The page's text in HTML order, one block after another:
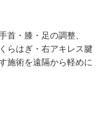
首・膝・足の調整、
らはぎ・右アキレス腱
施術を遠隔から軽めに